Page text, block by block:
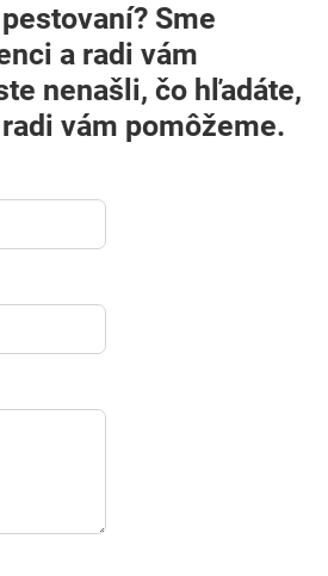
Sme
a radi vám
nenašli, čo hľadáte,
vám pomôžeme.